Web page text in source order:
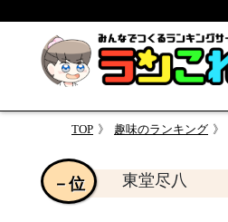
TOP 趣味のランキング
東堂尽八
－位